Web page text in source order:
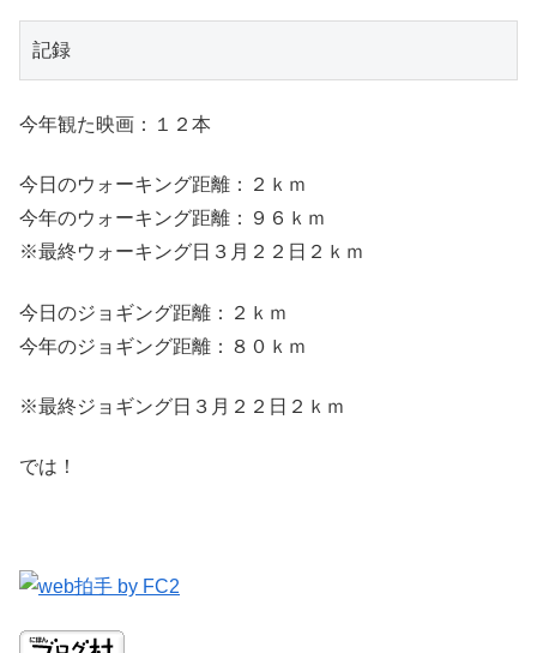
記録
今年観た映画：１２本
今日のウォーキング距離：２ｋｍ
今年のウォーキング距離：９６ｋｍ
※最終ウォーキング日３月２２日２ｋｍ
今日のジョギング距離：２ｋｍ
今年のジョギング距離：８０ｋｍ
※最終ジョギング日３月２２日２ｋｍ
では！